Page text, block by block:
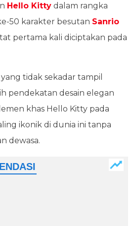
Hello Kitty dalam rangka
50 karakter besutan Sanrio
pertama kali diciptakan pada
tidak sekadar tampil
pendekatan desain elegan
khas Hello Kitty pada
ikonik di dunia ini tanpa
dewasa.